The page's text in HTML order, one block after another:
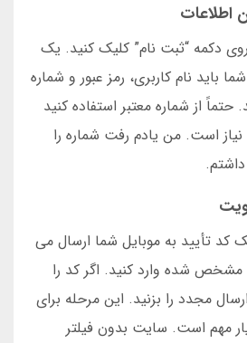
اطلاعات
دکمه “ثبت نام” کلیک کنید. یک
باید نام کاربری، رمز عبور و شماره
حتماً از شماره معتبر استفاده کنید
است. من یادم رفت شماره را
کد تأیید به موبایل شما ارسال می
مشخص شده وارد کنید. اگر کد را
مجدد را بزنید. این مرحله برای
مهم است. سایت بدون فیلتر